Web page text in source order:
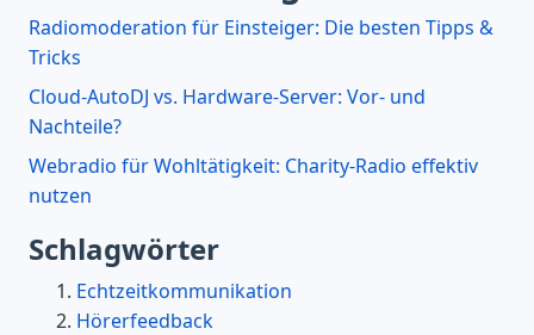
Radiomoderation für Einsteiger: Die besten Tipps &
Tricks
Cloud-AutoDJ vs. Hardware-Server: Vor- und
Nachteile?
Webradio für Wohltätigkeit: Charity-Radio effektiv
nutzen
Schlagwörter
Echtzeitkommunikation
Hörerfeedback